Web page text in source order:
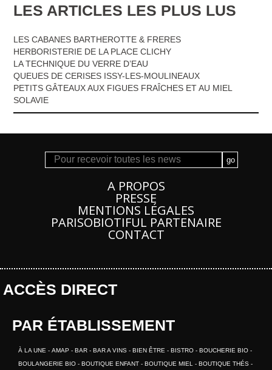
LES ARTICLES LES PLUS LUS
LES CABANES BARTHEROTTE & FRERES
HERBORISTERIE DE LA PLACE CLICHY
LA TECHNIQUE DU VERRE D’EAU
QUEUES DE CERISES ISSY-LES-MOULINEAUX
PETITS GÂTEAUX AUX FIGUES FRAÎCHES ET AU MIEL
SOLAVIE
A PROPOS
PRESSE
MENTIONS LÉGALES
PARISOBIOTIFUL PARTENAIRE
CONTACT
ACCÈS DIRECT
PAR ÉTABLISSEMENT
À LA UNE AMAP BAR BAR A VINS BIEN ÊTRE BISTRO
BOUCHERIE BIO
BOULANGERIE BIO
BOUTIQUE ENFANT BOUTIQUE MIEL
BOUTIQUE THÉS